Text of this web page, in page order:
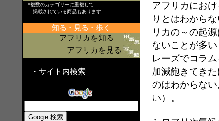
*複数のカテゴリーに重複して
掲載されている商品もあります
知る・見る・歩く
アフリカを知る
アフリカを見る
・サイト内検索
アフリカにお
りとはわから
リカの～の起
ないことが多
レーズでコラ
加減飽きてき
のはわからな
い）。